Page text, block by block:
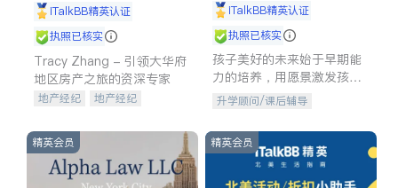
iTalkBB精英认证
执照已核实
Tracy Zhang - 引领大华府
地区房产之旅的资深专家
地产经纪
地产经纪
商铺租售
iTalkBB精英认证
执照已核实
孩子美好的未来始于早期能
力的培养，用愿景激发孩子
的学习潜力和动力。理念：
石。
升学顾问/课后辅导
精英会员 精英会员